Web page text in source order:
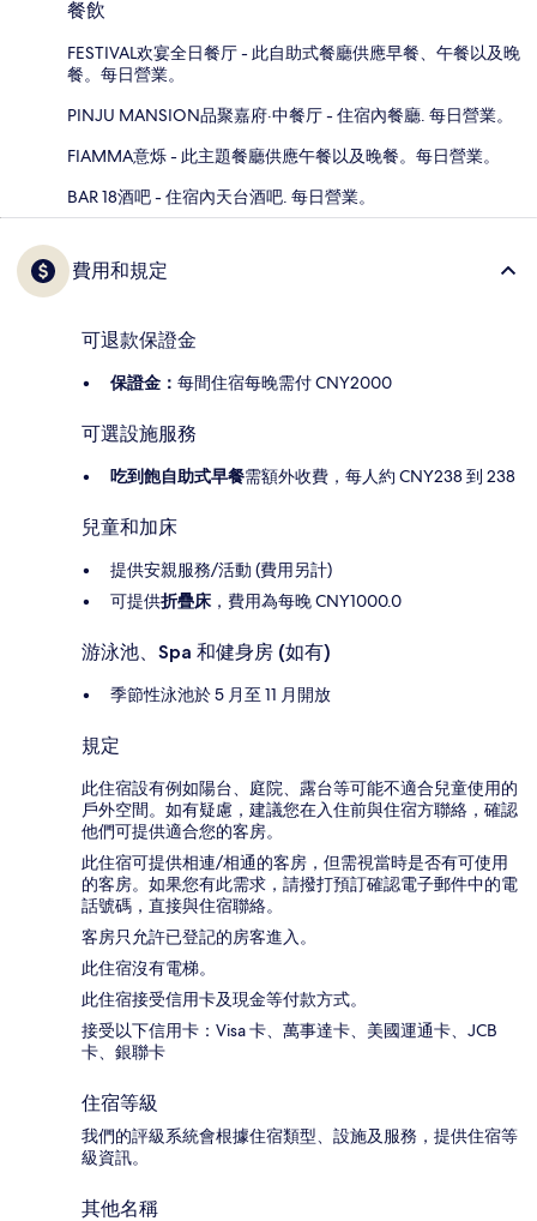
餐飲
FESTIVAL欢宴全日餐厅 - 此自助式餐廳供應早餐、午餐以及晚
餐。每日營業。
PINJU MANSION品聚嘉府·中餐厅 - 住宿內餐廳. 每日營業。
FIAMMA意烁 - 此主題餐廳供應午餐以及晚餐。每日營業。
BAR 18酒吧 - 住宿內天台酒吧. 每日營業。
費用和規定
可退款保證金
保證金： 每間住宿每晚需付 CNY2000
可選設施服務
吃到飽自助式早餐需額外收費，每人約 CNY238 到 238
兒童和加床
提供安親服務/活動 (費用另計)
可提供折疊床 ，費用為每晚 CNY1000.0
游泳池、Spa 和健身房 (如有)
季節性泳池於 5 月至 11 月開放
規定
此住宿設有例如陽台、庭院、露台等可能不適合兒童使用的
戶外空間。如有疑慮，建議您在入住前與住宿方聯絡，確認
他們可提供適合您的客房。
此住宿可提供相連/相通的客房，但需視當時是否有可使用
的客房。如果您有此需求，請撥打預訂確認電子郵件中的電
話號碼，直接與住宿聯絡。
客房只允許已登記的房客進入。
此住宿沒有電梯。
此住宿接受信用卡及現金等付款方式。
接受以下信用卡：Visa 卡、萬事達卡、美國運通卡、JCB
卡、銀聯卡
住宿等級
我們的評級系統會根據住宿類型、設施及服務，提供住宿等
級資訊。
其他名稱